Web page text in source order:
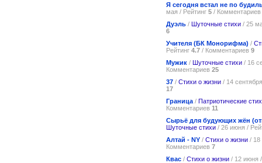
Я сегодня встал не по
мая / Рейтинг 5 / Комментариев
Дуэль / Шуточные стихи / 25
6
Учителя (БК Монорифма) /
Рейтинг 4.7 / Комментариев 9
Мужик / Шуточные стихи / 16
Комментариев 25
37 / Стихи о жизни / 14
17
Граница / Патриотические
Комментариев 11
Сырьё для будующих жён
Шуточные стихи / 26 июня /
Алтай - NY / Стихи о жизни / 18
Комментариев 7
Квас / Стихи о жизни / 12 июня